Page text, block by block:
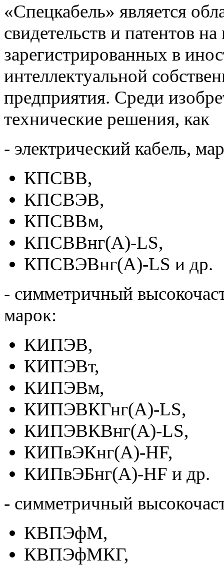
«Спецкабель» является
свидетельств и патентов
зарегистрированных в
интеллектуальной
предприятия. Среди
технические решения, как
- электрический кабель,
КПСВВ,
КПСВЭВ,
КПСВВм,
КПСВВнг(А)-LS,
КПСВЭВнг(А)-LS и др.
- симметричный
марок:
КИПЭВ,
КИПЭВт,
КИПЭВм,
КИПЭВКГнг(А)-LS,
КИПЭВКВнг(А)-LS,
КИПвЭКнг(А)-HF,
КИПвЭБнг(А)-HF и др.
- симметричный
КВПЭфМ,
КВПЭфМКГ,